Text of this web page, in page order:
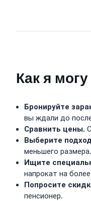
Как я
Бронируйте
вы ждали до
Сравнить цены.
Выберите
меньшего размера.
Ищите
напрокат на
Попросите
пенсионер.